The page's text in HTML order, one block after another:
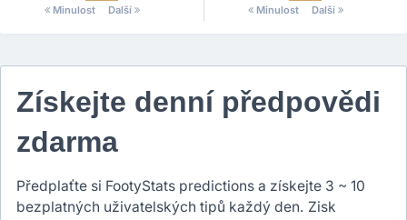
Minulost
Další
Minulost
Další
Získejte denní předpovědi
zdarma
Předplaťte si FootyStats predictions a získejte 3 ~ 10
bezplatných uživatelských tipů každý den. Zisk